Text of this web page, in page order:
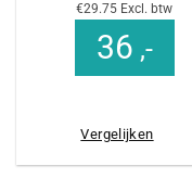
€29.75 Excl. btw
36 ,-
Vergelijken